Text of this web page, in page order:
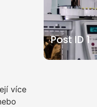
více
Post ID 1